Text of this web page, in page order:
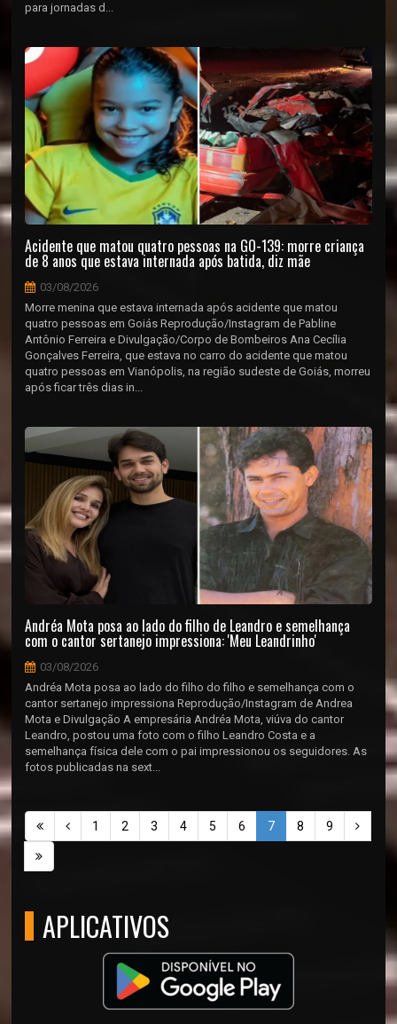
para jornadas d...
Acidente que matou quatro pessoas na GO-139: morre criança
de 8 anos que estava internada após batida, diz mãe
03/08/2026
Morre menina que estava internada após acidente que matou
quatro pessoas em Goiás Reprodução/Instagram de Pabline
Antônio Ferreira e Divulgação/Corpo de Bombeiros Ana Cecília
Gonçalves Ferreira, que estava no carro do acidente que matou
quatro pessoas em Vianópolis, na região sudeste de Goiás, morreu
após ficar três dias in...
Andréa Mota posa ao lado do filho de Leandro e semelhança
com o cantor sertanejo impressiona: 'Meu Leandrinho'
03/08/2026
Andréa Mota posa ao lado do filho do filho e semelhança com o
cantor sertanejo impressiona Reprodução/Instagram de Andrea
Mota e Divulgação A empresária Andréa Mota, viúva do cantor
Leandro, postou uma foto com o filho Leandro Costa e a
semelhança física dele com o pai impressionou os seguidores. As
fotos publicadas na sext...
1 2 3 4 5 6 7 8 9
APLICATIVOS